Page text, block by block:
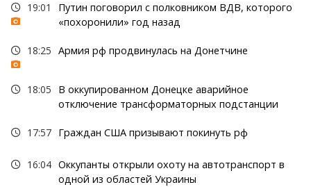
19:01
Путин поговорил с полковником ВДВ, которого
«похоронили» год назад
18:25 Армия рф продвинулась на Донетчине
18:05
В оккупированном Донецке аварийное
отключение трансформаторных подстанции
17:57 Граждан США призывают покинуть рф
16:04 Оккупанты открыли охоту на автотранспорт в
одной из областей Украины